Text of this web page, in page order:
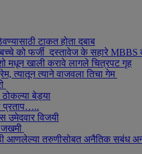
टाकत होता दबाब
को फर्जी दस्तावेज के सहारे MBBS
मधून खाली करावे लागले चित्रपट गृह
त्यातून त्याने वाजवला तिचा गेम
ठोकल्या बेड्या
प्रताप…..
उमेदवार विजयी
जखमी
आणलेल्या तरुणीसोबत अनैतिक सबंध